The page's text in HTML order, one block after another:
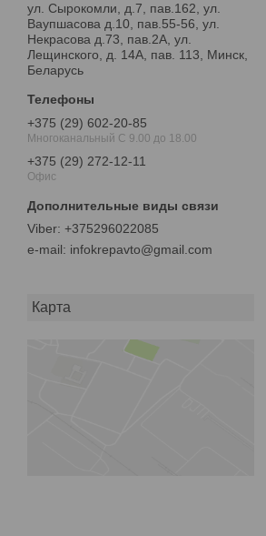
ул. Сырокомли, д.7, пав.162, ул.
Ваупшасова д.10, пав.55-56, ул.
Некрасова д.73, пав.2А, ул.
Лещинского, д. 14А, пав. 113, Минск,
Беларусь
+375 (29) 602-20-85
Многоканальный С 9.00 до 18.00
+375 (29) 272-12-11
Офис
+375296022085
e-mail
infokrepavto@gmail.com
Карта